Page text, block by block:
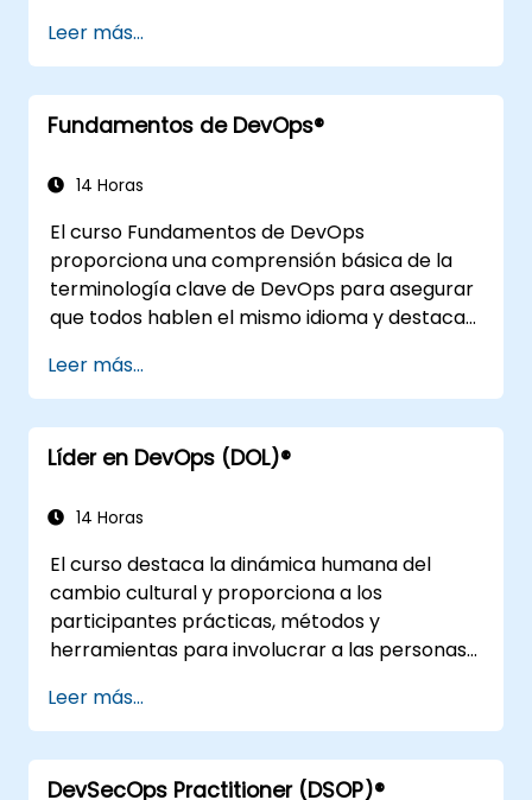
DevOps en relación con otros marcos de
trabajo, tecnologías, prácticas de diseño de
aplicaciones, prácticas de integración
continua, entrega y despliegue continuo,
monitoreo, métricas, observabilidad,
futuras de la ingeniería DevOps.
Leer más...
Fundamentos de DevOps®
14 Horas
El curso Fundamentos de DevOps
proporciona una comprensión básica de la
terminología clave de DevOps para asegurar
que todos hablen el mismo idioma y destaca
organizacional.
Leer más...
Líder en DevOps (DOL)®
14 Horas
El curso destaca la dinámica humana del
cambio cultural y proporciona a los
participantes prácticas, métodos y
herramientas para involucrar a las personas
uso de escenarios y estudios de casos reales.
Al finalizar el curso, los participantes
contarán con elementos concretos que
podrán aplicar al regresar a su puesto de
Leer más...
DevSecOps Practitioner (DSOP)®